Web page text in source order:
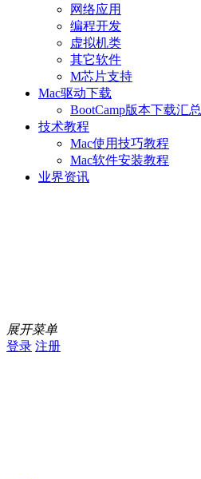
网络应用
编程开发
虚拟机类
其它软件
M芯片支持
Mac驱动下载
BootCamp版本下载汇总
技术教程
Mac使用技巧教程
Mac软件安装教程
业界资讯
展开菜单
登录 注册